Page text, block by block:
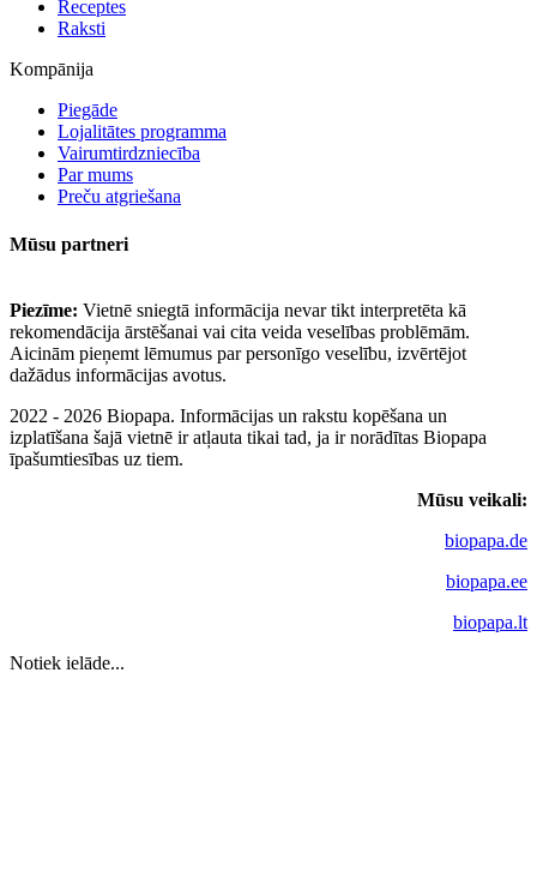
Receptes
Raksti
Kompānija
Piegāde
Lojalitātes programma
Vairumtirdzniecība
Par mums
Preču atgriešana
Mūsu partneri
Piezīme: Vietnē sniegtā informācija nevar tikt interpretēta kā
rekomendācija ārstēšanai vai cita veida veselības problēmām.
Aicinām pieņemt lēmumus par personīgo veselību, izvērtējot
dažādus informācijas avotus.
2022 - 2026 Biopapa. Informācijas un rakstu kopēšana un
izplatīšana šajā vietnē ir atļauta tikai tad, ja ir norādītas Biopapa
īpašumtiesības uz tiem.
Mūsu veikali:
biopapa.de
biopapa.ee
biopapa.lt
Notiek ielāde...